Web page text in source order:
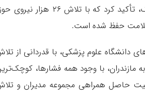
۱۶ میلیون نفری در استان و فشارهای ناشی از تهدیدات ناشی از جنگ، تأکید کرد که با تلاش ۲۶
سلامت حفظ شده است.
دانشگاه علوم پزشکی، با قدردانی از
مازندران، با وجود همه فشارها،
حاصل همراهی مجموعه مدیران و